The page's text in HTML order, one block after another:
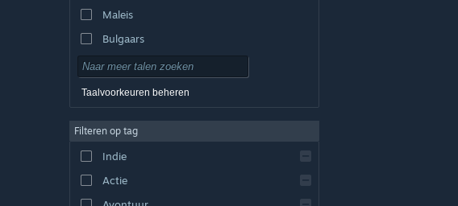
Maleis
Bulgaars
Tsjechisch
Deens
Engels
Spaans - Spanje
Spaans - Latijns-Amerika
Taalvoorkeuren beheren
Filteren op tag
Indie
Actie